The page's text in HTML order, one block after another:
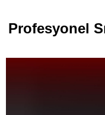
Profesyonel